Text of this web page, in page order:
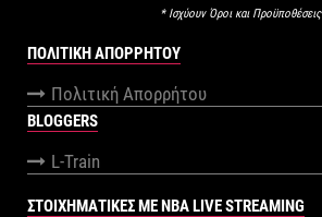
* Ισχύουν Όροι και Προϋποθέσεις
ΠΟΛΙΤΙΚΉ ΑΠΟΡΡΉΤΟΥ
Πολιτική Απορρήτου
BLOGGERS
L-Train
ΣΤΟΙΧΗΜΑΤΙΚΕΣ ΜΕ NBA LIVE STREAMING